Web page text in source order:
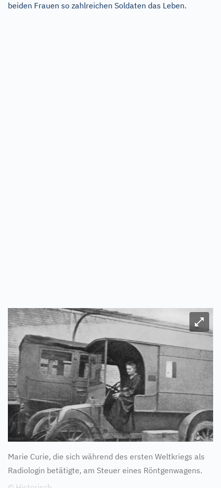
beiden Frauen so zahlreichen Soldaten das Leben.
Bild
Marie Curie, die sich während des ersten Weltkriegs als
Radiologin betätigte, am Steuer eines Röntgenwagens.